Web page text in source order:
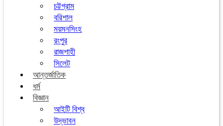
চট্টগ্রাম
বরিশাল
ময়মনসিংহ
রংপুর
রাজশাহী
সিলেট
আন্তর্জাতিক
ধর্ম
বিজ্ঞান
আইটি বিশ্ব
উদ্ভাবন